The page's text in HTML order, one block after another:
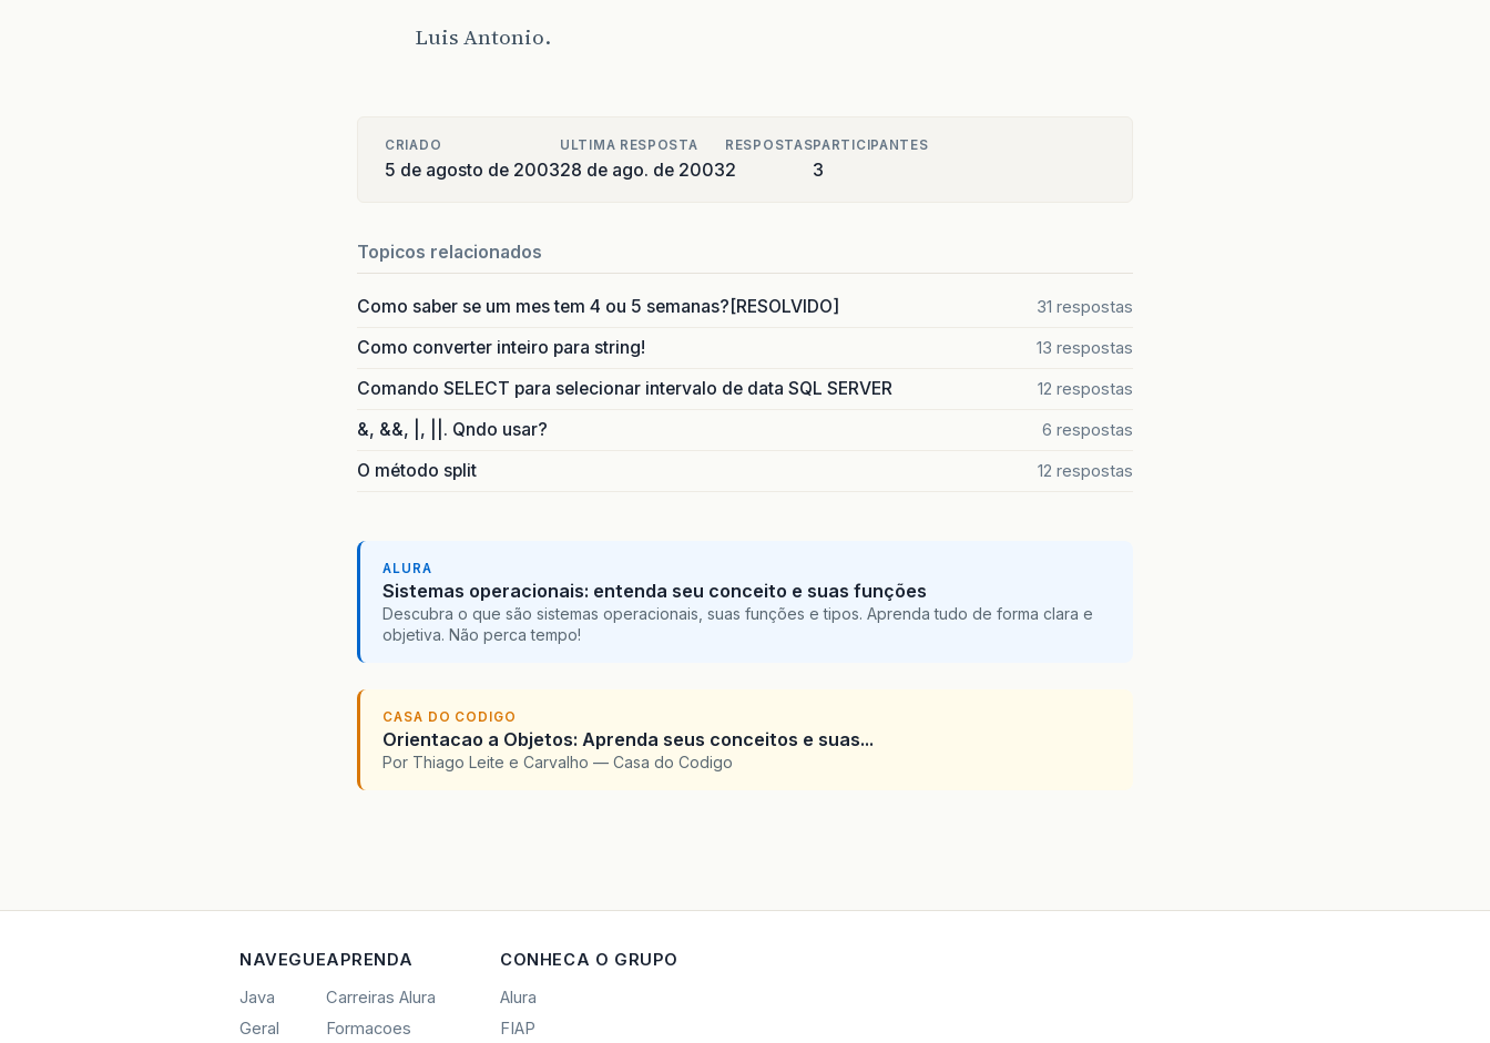
Luis Antonio.
CRIADO
5 de agosto de 2003
ULTIMA RESPOSTA
28 de ago. de 2003
RESPOSTAS
2
PARTICIPANTES
3
Topicos relacionados
Como saber se um mes tem 4 ou 5 semanas?[RESOLVIDO] 31 respostas
Como converter inteiro para string! 13 respostas
Comando SELECT para selecionar intervalo de data SQL SERVER 12 respostas
&, &&, |, ||. Qndo usar? 6 respostas
O método split 12 respostas
ALURA
Sistemas operacionais: entenda seu conceito e suas funções
Descubra o que são sistemas operacionais, suas funções e tipos. Aprenda tudo de forma clara e
objetiva. Não perca tempo!
CASA DO CODIGO
Orientacao a Objetos: Aprenda seus conceitos e suas...
Por Thiago Leite e Carvalho — Casa do Codigo
NAVEGUE
Java
Geral
APRENDA
Carreiras Alura
Formacoes
CONHECA O GRUPO
Alura
FIAP